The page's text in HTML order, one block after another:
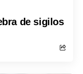
de sigilos